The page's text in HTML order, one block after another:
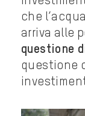
che
arriva alle
questione
questione